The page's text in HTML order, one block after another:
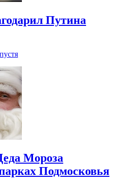
Путина
Мороза
Подмосковья